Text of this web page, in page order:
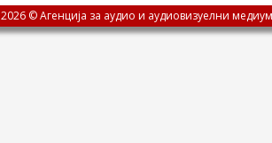
2026 © Агенција за аудио и аудиовизуелни